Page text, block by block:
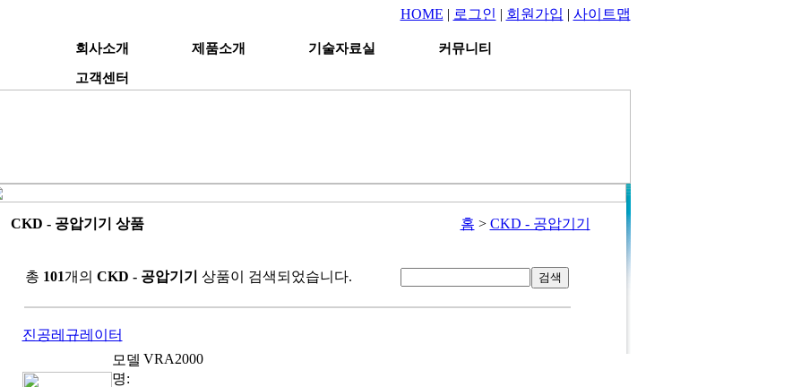
HOME | 로그인 | 회원가입 | 사이트맵
회사소개 제품소개 기술자료실
커뮤니티
고객센터
CKD - 공압기기 상품 홈 > CKD - 공압기기
총 101개의 CKD - 공압기기 상품이 검색되었습니다.
진공레규레이터
모델
명:
VRA2000